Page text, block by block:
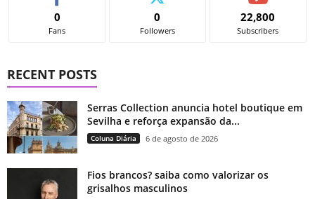
0
Fans
0
Followers
22,800
Subscribers
RECENT POSTS
Serras Collection anuncia hotel boutique em
Sevilha e reforça expansão da...
Coluna Diária 6 de agosto de 2026
Fios brancos? saiba como valorizar os
grisalhos masculinos